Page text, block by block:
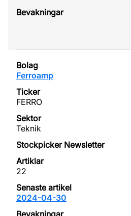
Ferroamp
FERRO
Teknik
22
2024-04-30